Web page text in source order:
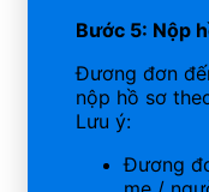
Bước 5: Nộp
Đương đơn
nộp hồ sơ
Lưu ý:
Đương